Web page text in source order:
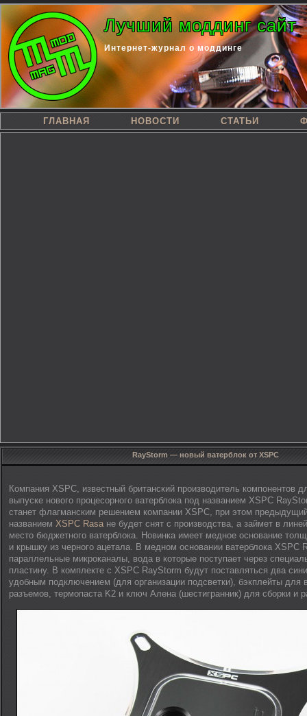
Лучший моддинг сайт
Интернет-журнал о моддинге
ГЛАВНАЯ НОВОСТИ СТАТЬИ
RayStorm — новый ватерблок от XSPC
Компания XSPC, известный британский производитель компонентов
выпуске нового процесорного ватерблока под названием XSPC
станет флагманским решением компании XSPC, при этом
названием XSPC Rasa не будет снят с производства, а займет в
место бюджетного ватерблока. Новинка имеет медное основание
и крышку из черного ацетала. В медном основании ватерблока XSPC
параллельные микроканалы, вода в которые поступает через
пластину. В комплекте с XSPC RayStorm будут поставляться два
удобным подключением (для организации подсветки), бэкплейты для
разъемов, термопаста K2 и ключ Алена (шестигранник) для сборки и